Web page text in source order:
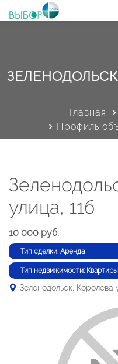
Главная
Профиль
улица, 11б
10 000 руб.
Тип сделки: Аренда
Тип недвижимости:
Зеленодольск, Королева